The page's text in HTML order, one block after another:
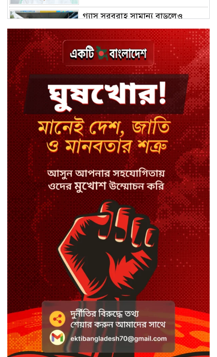
গ্যাস সরবরাহ সামান্য বাড়লেও
শিক্ষকদের বকেয়া পাওনা পরিশোধে
সরকারের বড় উদ্যোগ
মেহেরপুর সীমান্তে পুশইনের চেষ্টা ব্যর্থ
বগুড়ায় বাসচাপায় ঝরল সাত প্রাণ
চৌমুহনীতে বিএনপি নেতাকে লক্ষ্য
করে গুলি
তরুণদের আন্দোলনে নরেন্দ্র মোদি
দুর্বল হয়েছেন: সোনম ওয়াংচুক
রাষ্ট্রপতি নির্বাচনের ভোটার তালিকা
ইসিতে